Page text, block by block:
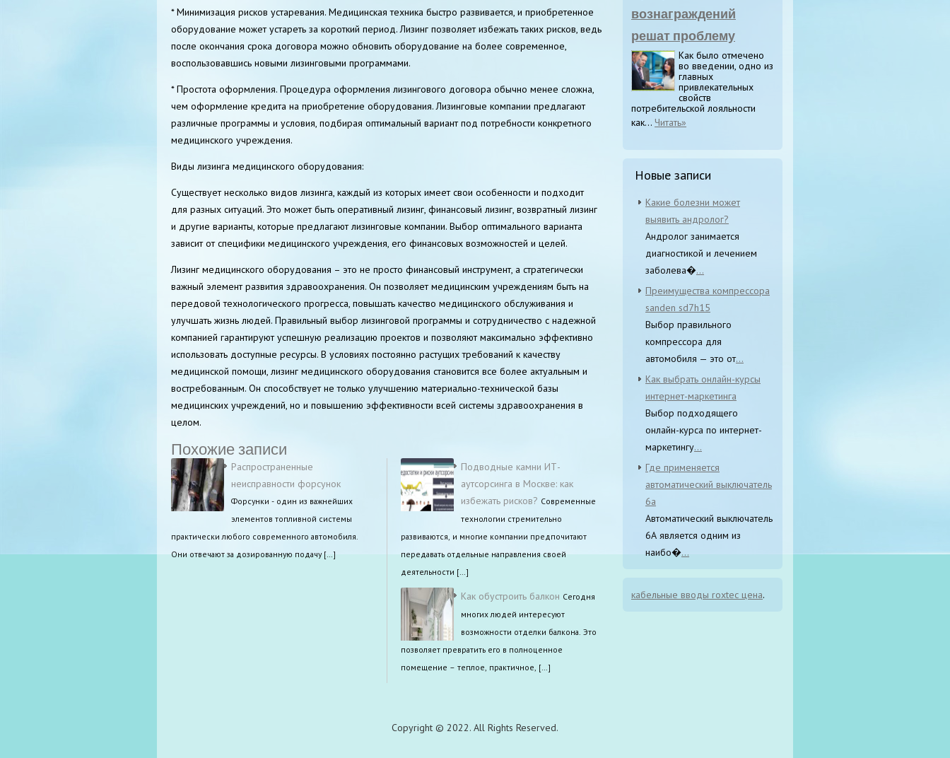
* Минимизация рисков устаревания. Медицинская техника быстро развивается, и приобретенное
оборудование может устареть за короткий период. Лизинг позволяет избежать таких рисков, ведь
после окончания срока договора можно обновить оборудование на более современное,
воспользовавшись новыми лизинговыми программами.
* Простота оформления. Процедура оформления лизингового договора обычно менее сложна,
чем оформление кредита на приобретение оборудования. Лизинговые компании предлагают
различные программы и условия, подбирая оптимальный вариант под потребности конкретного
медицинского учреждения.
Виды лизинга медицинского оборудования:
Существует несколько видов лизинга, каждый из которых имеет свои особенности и подходит
для разных ситуаций. Это может быть оперативный лизинг, финансовый лизинг, возвратный лизинг
и другие варианты, которые предлагают лизинговые компании. Выбор оптимального варианта
зависит от специфики медицинского учреждения, его финансовых возможностей и целей.
Лизинг медицинского оборудования – это не просто финансовый инструмент, а стратегически
важный элемент развития здравоохранения. Он позволяет медицинским учреждениям быть на
передовой технологического прогресса, повышать качество медицинского обслуживания и
улучшать жизнь людей. Правильный выбор лизинговой программы и сотрудничество с надежной
компанией гарантируют успешную реализацию проектов и позволяют максимально эффективно
использовать доступные ресурсы. В условиях постоянно растущих требований к качеству
медицинской помощи, лизинг медицинского оборудования становится все более актуальным и
востребованным. Он способствует не только улучшению материально-технической базы
медицинских учреждений, но и повышению эффективности всей системы здравоохранения в
целом.
Похожие записи
Распространенные
неисправности форсунок
Форсунки - один из важнейших
элементов топливной системы
практически любого современного автомобиля.
Они отвечают за дозированную подачу […]
Подводные камни ИТ-
аутсорсинга в Москве: как
избежать рисков? Современные
технологии стремительно
развиваются, и многие компании предпочитают
передавать отдельные направления своей
деятельности […]
Как обустроить балкон Сегодня
многих людей интересуют
возможности отделки балкона. Это
позволяет превратить его в полноценное
помещение – теплое, практичное, […]
вознаграждений
решат проблему
Как было отмечено
во введении, одно из
главных
привлекательных
свойств
потребительской лояльности
как... Читать»
Новые записи
Какие болезни может
выявить андролог?
Андролог занимается
диагностикой и лечением
заболева�...
Преимущества компрессора
sanden sd7h15
Выбор правильного
компрессора для
автомобиля — это от...
Как выбрать онлайн-курсы
интернет-маркетинга
Выбор подходящего
онлайн-курса по интернет-
маркетингу...
Где применяется
автоматический выключатель
6а
Автоматический выключатель
6А является одним из
наибо�...
кабельные вводы roxtec цена.
Copyright © 2022. All Rights Reserved.